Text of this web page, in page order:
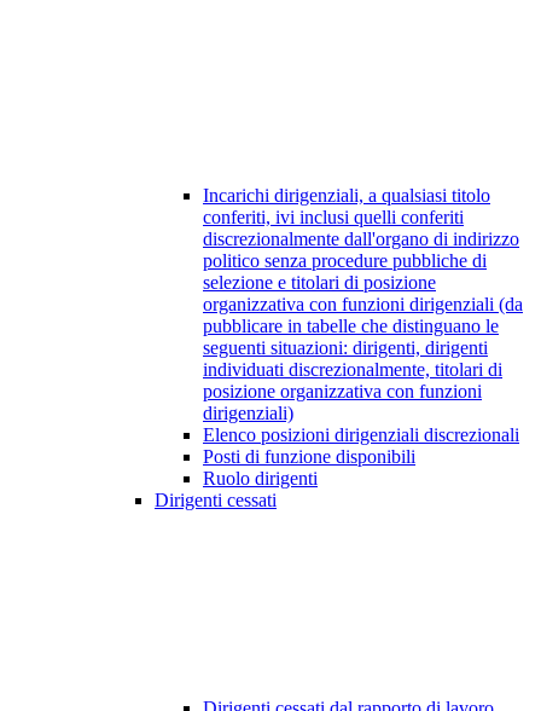
Incarichi dirigenziali, a qualsiasi titolo
conferiti, ivi inclusi quelli conferiti
discrezionalmente dall'organo di indirizzo
politico senza procedure pubbliche di
selezione e titolari di posizione
organizzativa con funzioni dirigenziali (da
pubblicare in tabelle che distinguano le
seguenti situazioni: dirigenti, dirigenti
individuati discrezionalmente, titolari di
posizione organizzativa con funzioni
dirigenziali)
Elenco posizioni dirigenziali discrezionali
Posti di funzione disponibili
Ruolo dirigenti
Dirigenti cessati